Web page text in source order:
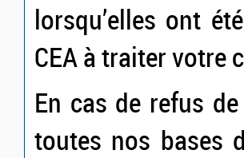
lorsqu’elles ont
CEA à traiter votre
En cas de refus
toutes nos bases